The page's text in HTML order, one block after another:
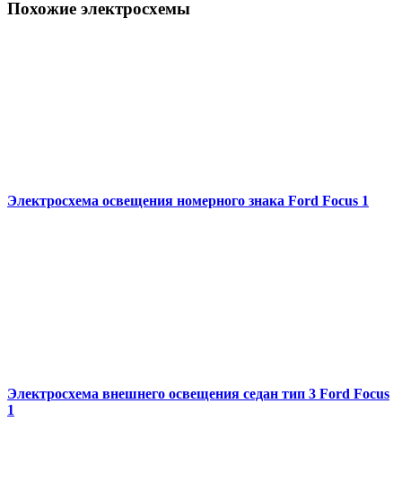
Похожие электросхемы
Электросхема освещения номерного знака Ford Focus 1
Электросхема внешнего освещения седан тип 3 Ford Focus
1